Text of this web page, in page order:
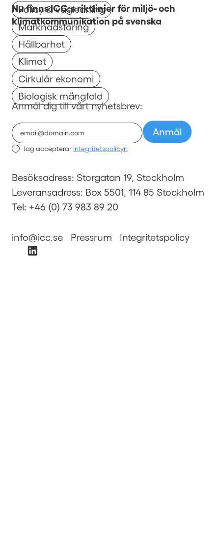
Policy & vägledning
Marknadsföring
Hållbarhet
Klimat
Cirkulär ekonomi
Biologisk mångfald
Nu finns ICC:s riktlinjer för miljö- och
klimatkommunikation på svenska
Anmäl dig till vårt nyhetsbrev:
Jag accepterar integritetspolicyn
Besöksadress: Storgatan 19, Stockholm
Leveransadress: Box 5501, 114 85 Stockholm
Tel: +46 (0) 73 983 89 20
info@icc.se Pressrum Integritetspolicy